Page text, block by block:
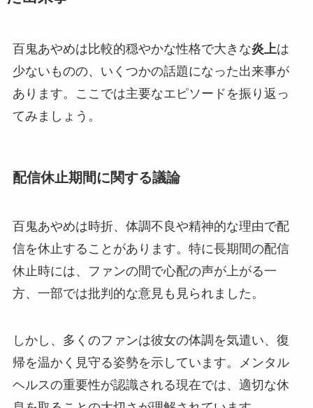
百鬼あやめは比較的穏やかな性格で大きな炎上は
少ないものの、いくつかの話題になった出来事が
あります。ここでは主要なエピソードを振り返っ
てみましょう。
配信休止期間に関する議論
百鬼あやめは時折、体調不良や精神的な理由で配
信を休止することがあります。特に長期間の配信
休止時には、ファンの間で心配の声が上がる一
方、一部では批判的な意見も見られました。
しかし、多くのファンは彼女の体調を気遣い、復
帰を温かく見守る姿勢を示しています。メンタル
ヘルスの重要性が認識される現在では、適切な休